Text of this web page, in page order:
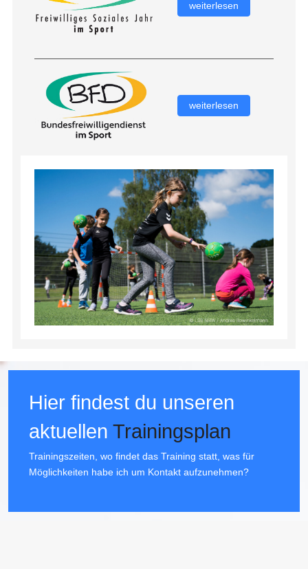
weiterlesen
weiterlesen
Hier findest du unseren
aktuellen Trainingsplan
Trainingszeiten, wo findet das Training statt, was für
Möglichkeiten habe ich um Kontakt aufzunehmen?